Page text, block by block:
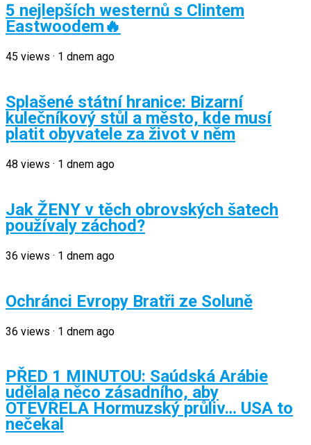
5 nejlepších westernů s Clintem
Eastwoodem🔥
45 views · 1 dnem ago
Splašené státní hranice: Bizarní
kulečníkový stůl a město, kde musí
platit obyvatele za život v něm
48 views · 1 dnem ago
Jak ŽENY v těch obrovských šatech
používaly záchod?
36 views · 1 dnem ago
Ochránci Evropy Bratři ze Soluně
36 views · 1 dnem ago
PŘED 1 MINUTOU: Saúdská Arábie
udělala něco zásadního, aby
OTEVŘELA Hormuzský průliv… USA to
nečekal